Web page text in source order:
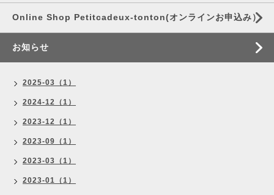
Online Shop Petitcadeux-tonton(オンラインお申込み）
お知らせ
2025-03（1）
2024-12（1）
2023-12（1）
2023-09（1）
2023-03（1）
2023-01（1）